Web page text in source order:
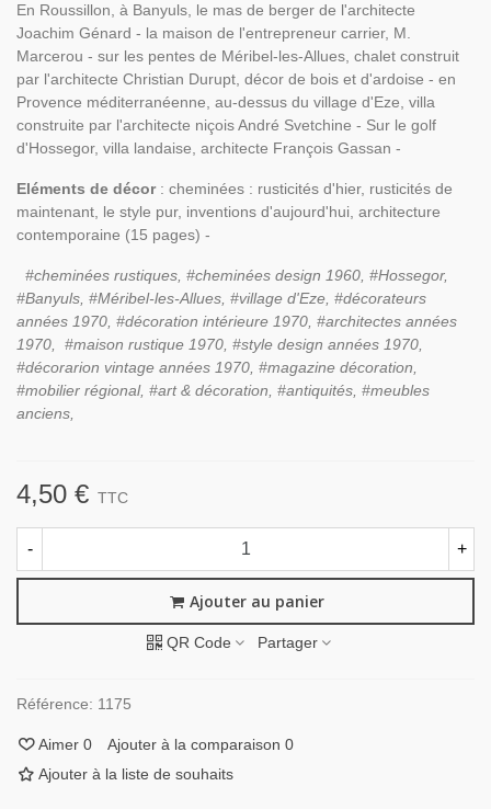
En Roussillon, à Banyuls, le mas de berger de l'architecte
Joachim Génard - la maison de l'entrepreneur carrier, M.
Marcerou - sur les pentes de Méribel-les-Allues, chalet construit
par l'architecte Christian Durupt, décor de bois et d'ardoise - en
Provence méditerranéenne, au-dessus du village d'Eze, villa
construite par l'architecte niçois André Svetchine - Sur le golf
d'Hossegor, villa landaise, architecte François Gassan -
Eléments de décor: cheminées : rusticités d'hier, rusticités de
maintenant, le style pur, inventions d'aujourd'hui, architecture
contemporaine (15 pages) -
#cheminées rustiques, #cheminées design 1960, #Hossegor,
#Banyuls, #Méribel-les-Allues, #village d'Eze, #décorateurs
années 1970, #décoration intérieure 1970, #architectes années
1970, #maison rustique 1970, #style design années 1970,
#décorarion vintage années 1970, #magazine décoration,
#mobilier régional, #art & décoration, #antiquités, #meubles
anciens,
4,50 € TTC
- +
Ajouter au panier
QR Code Partager
Référence: 1175
Aimer 0 Ajouter à la comparaison 0
Ajouter à la liste de souhaits